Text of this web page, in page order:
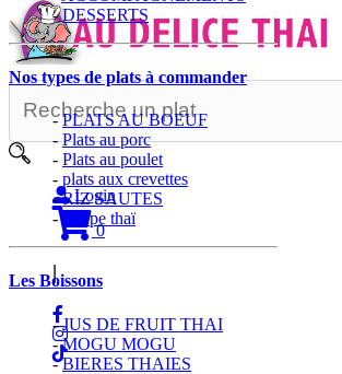
Login
0
|
-DESSERTS
Nos types de plats à commander
-PLATS AU BOEUF
-Plats au porc
- Plats au poulet
- plats aux crevettes
-RIZ SAUTES
- Soupe thaï
Les Boissons
-JUS DE FRUIT THAI
-MOGU MOGU
-BIERES THAIES